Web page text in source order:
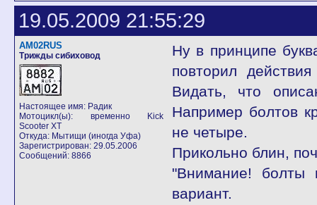
19.05.2009 21:55:29
AM02RUS
Трижды сибиховод
Настоящее имя: Радик
Мотоцикл(ы): временно Kick
Scooter XT
Откуда: Мытищи (иногда Уфа)
Зарегистрирован: 29.05.2006
Сообщений: 8866
Ну в принципе
повторил
Видать, что
Например болтов
не четыре.
Прикольно блин,
"Внимание! болты
вариант.